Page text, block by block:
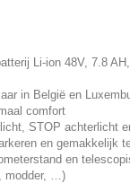
Li-ion 48V, 7.8
in België en
comfort
STOP achterlicht
en gemakkelijk
en
modder, …)